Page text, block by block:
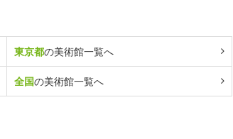
東京都の美術館一覧へ
全国の美術館一覧へ